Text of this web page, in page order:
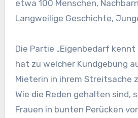
etwa 100 Menschen,
Langweilige Geschichte,
Die Partie „Eigenbedarf kennt
hat zu welcher Kundgebung
Mieterin in ihrem Streitsache
Wie die Reden gehalten sind,
Frauen in bunten Perücken